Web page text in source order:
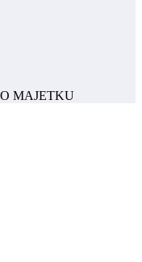
MAJETKU